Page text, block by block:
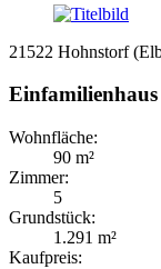
21522 Hohnstorf
Wohnfläche:
90 m²
Zimmer:
5
Grundstück:
1.291 m²
Kaufpreis: